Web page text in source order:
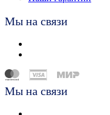
Мы на связи
Мы на связи